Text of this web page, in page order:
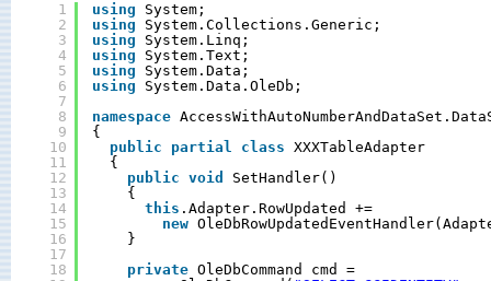
1
2
3
4
5
6
7
8
9
10
11
12
13
14
15
16
17
18
using
System;
using
System.Collections.Generic;
using
System.Linq;
using
System.Text;
using
System.Data;
using
System.Data.OleDb;
namespace
{
public
partial class
XXXTableAdapter
{
public
void
SetHandler()
{
this .Adapter.RowUpdated +=
new
}
private OleDbCommand cmd =